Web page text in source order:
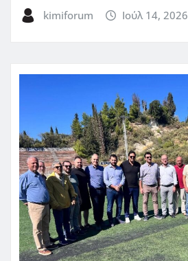
kimiforum Ιούλ 14, 2026